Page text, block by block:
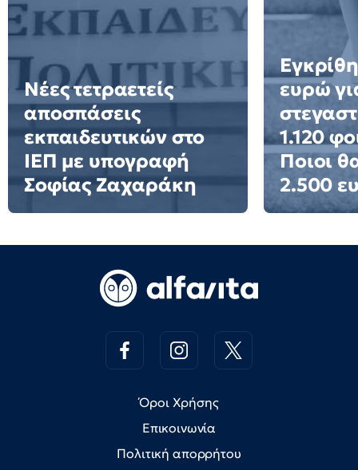
Νέες τετραετείς
αποσπάσεις
εκπαιδευτικών στο
ΙΕΠ με υπογραφή
Σοφίας Ζαχαράκη
ευρώ
1.120
Ποιοι
2.500
Όροι Χρήσης
Επικοινωνία
Πολιτική απορρήτου